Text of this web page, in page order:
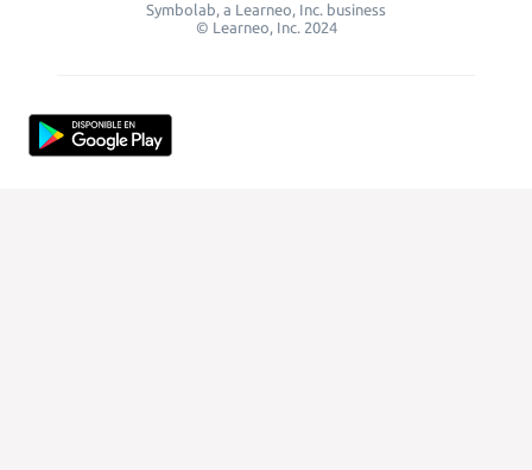
Symbolab, a Learneo, Inc. business
© Learneo, Inc. 2024